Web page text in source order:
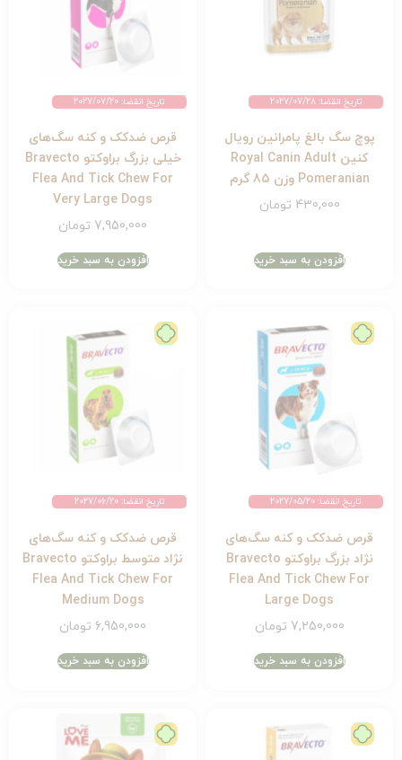
تاریخ انقضا: 2027/07/28
پوچ سگ بالغ پامرانین رویال
کنین Royal Canin Adult
Pomeranian وزن 85 گرم
430,000 تومان
افزودن به سبد خرید
تاریخ انقضا: 2027/07/20
قرص ضدکک و کنه سگ‌های
خیلی بزرگ براوکتو Bravecto
Flea And Tick Chew For
Very Large Dogs
7,950,000 تومان
افزودن به سبد خرید
تاریخ انقضا: 2027/05/20
قرص ضدکک و کنه سگ‌های
نژاد بزرگ براوکتو Bravecto
Flea And Tick Chew For
Large Dogs
7,250,000 تومان
افزودن به سبد خرید
تاریخ انقضا: 2027/06/20
قرص ضدکک و کنه سگ‌های
نژاد متوسط براوکتو Bravecto
Flea And Tick Chew For
Medium Dogs
6,950,000 تومان
افزودن به سبد خرید